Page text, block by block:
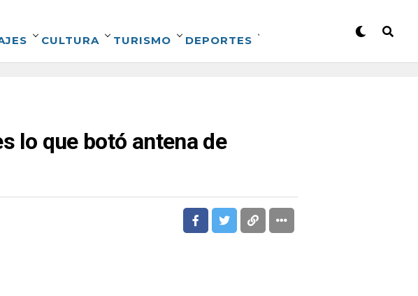
CULTURA TURISMO DEPORTES
lo que botó antena de